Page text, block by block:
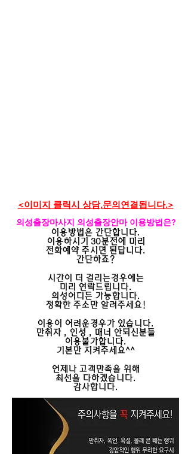
​<이미지 클릭시 상담,문의연결됩니다.>
의성출장마사지 의성출장안마 이용방법은?
이용방법은 간단합니다.
이용하시기 30분전에 미리
전화예약 주시면 된답니다.
간단하죠?
시간이 더 걸리는경우에는
미리 연락드립니다.
의성어디든 가능합니다.
정확한 주소만 알려주세요!
이용이 어려운경우가 있습니다.
만취자 , 인성 , 매너 안되신분들
이용불가합니다.
기본만 지켜주세요^^
언제나 고객만족을 위해
최선을 다하겠습니다.
​감사합니다.